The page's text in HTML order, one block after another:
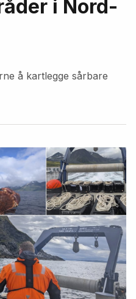
i Nord-
å kartlegge sårbare